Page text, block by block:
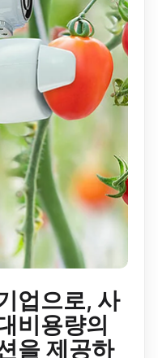
업으로, 사
비용량의
을 제공하